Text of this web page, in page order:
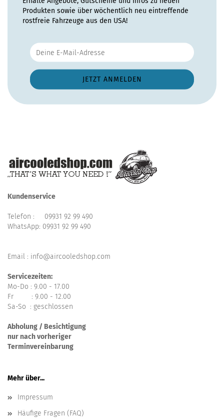
Produkten sowie über wöchentlich neu eintreffende
rostfreie Fahrzeuge aus den USA!
Kundenservice
Telefon : 09931 92 99 490
WhatsApp: 09931 92 99 490
Email : info@aircooledshop.com
Servicezeiten:
Mo-Do : 9.00 - 17.00
Fr : 9.00 - 12.00
Sa-So : geschlossen
Abholung / Besichtigung
nur nach vorheriger
Terminvereinbarung
Mehr über...
Impressum
Häufige Fragen (FAQ)